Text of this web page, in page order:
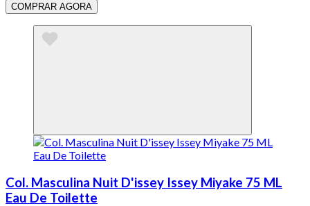
COMPRAR AGORA
Col. Masculina Nuit D'issey Issey Miyake 75 ML
Eau De Toilette